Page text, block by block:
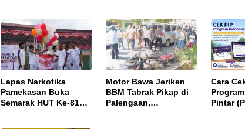
Lapas Narkotika
Pamekasan Buka
Semarak HUT Ke-81
Motor Bawa Jeriken
BBM Tabrak Pikap di
Palengaan,
Cara
Pintar